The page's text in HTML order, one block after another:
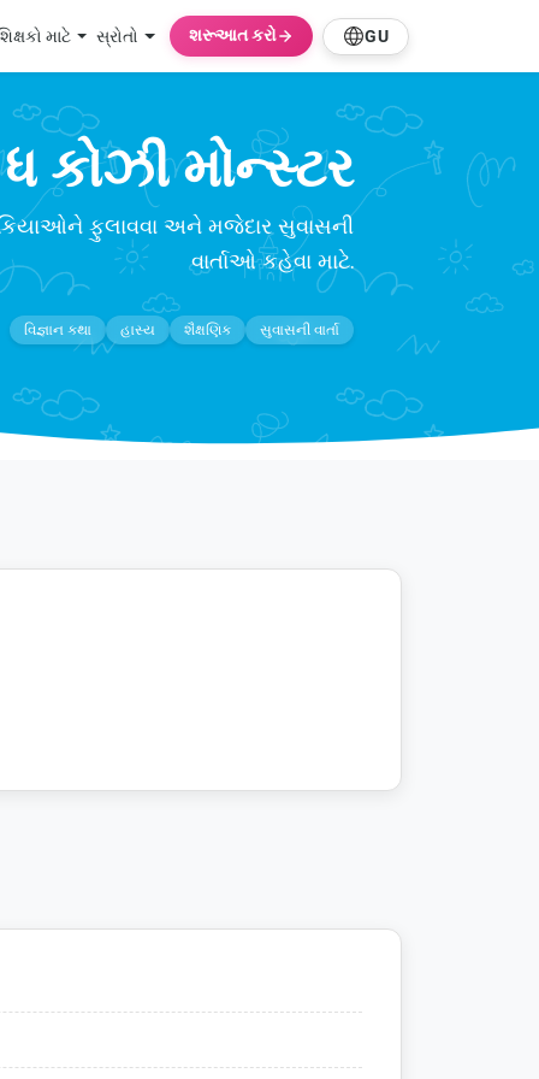
માટે સ્રોતો શરૂઆત કરો GU
કોઝી મોન્સ્ટર
ફુલાવવા અને મજેદાર સુવાસની
વાર્તાઓ કહેવા માટે.
વિજ્ઞાન કથા હાસ્ય શૈક્ષણિક સુવાસની વાર્તા